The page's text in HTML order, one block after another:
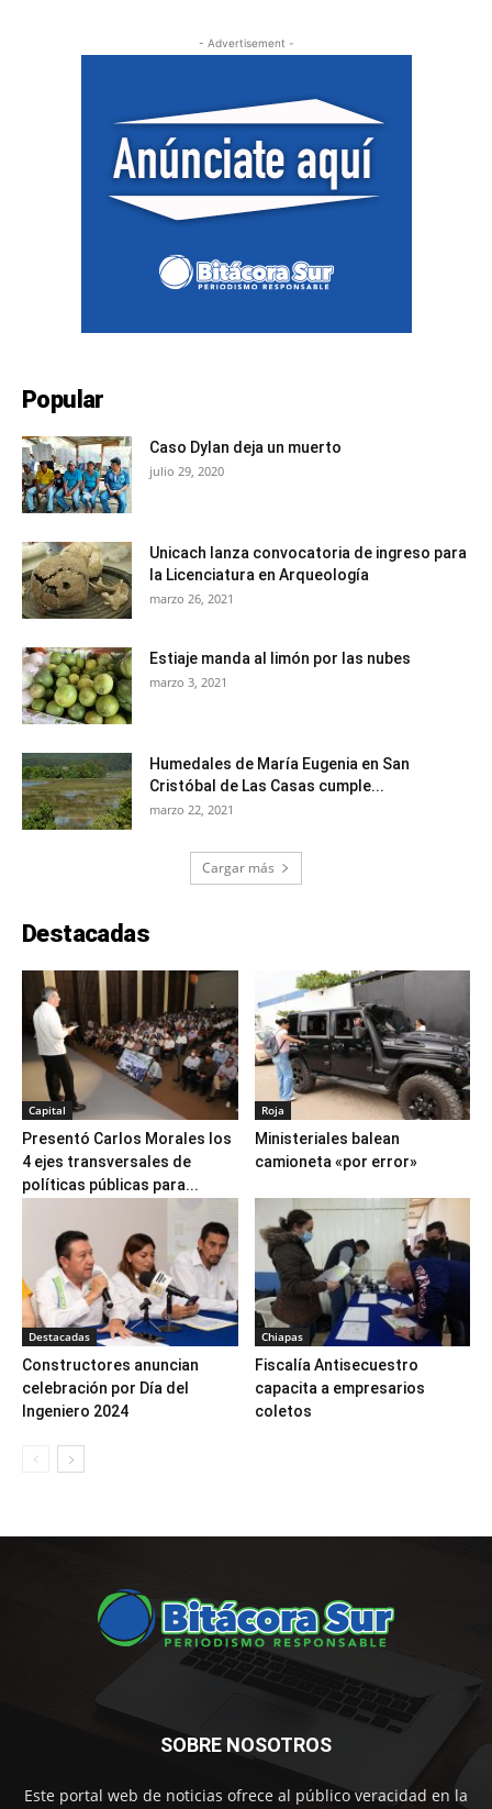
- Advertisement -
Popular
Caso Dylan deja un muerto
julio 29, 2020
Unicach lanza convocatoria de ingreso para
la Licenciatura en Arqueología
marzo 26, 2021
Estiaje manda al limón por las nubes
marzo 3, 2021
Humedales de María Eugenia en San
Cristóbal de Las Casas cumple...
marzo 22, 2021
Cargar más
Destacadas
Capital
Presentó Carlos Morales los
4 ejes transversales de
políticas públicas para...
Roja
Ministeriales balean
camioneta «por error»
Destacadas
Constructores anuncian
celebración por Día del
Ingeniero 2024
Chiapas
Fiscalía Antisecuestro
capacita a empresarios
coletos
SOBRE NOSOTROS
Este portal web de noticias ofrece al público veracidad en la